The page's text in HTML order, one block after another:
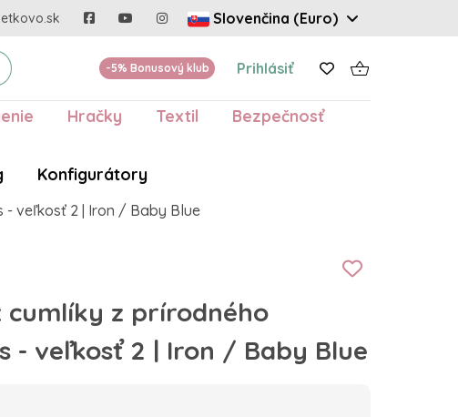
Slovenčina (Euro)
-5% Bonusový klub Prihlásiť
Hračky Textil
Bezpečnosť
Konfigurátory
- veľkosť 2 | Iron / Baby Blue
cumlíky z prírodného
- veľkosť 2 | Iron / Baby Blue